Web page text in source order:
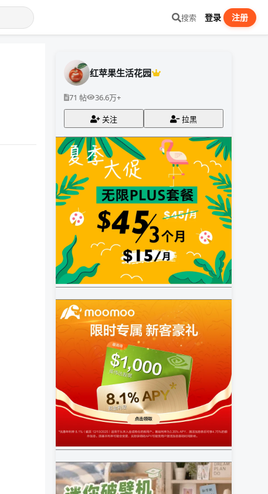
搜索 登录 注册
红苹果生活花园
71 帖 36.6万+
关注 拉黑